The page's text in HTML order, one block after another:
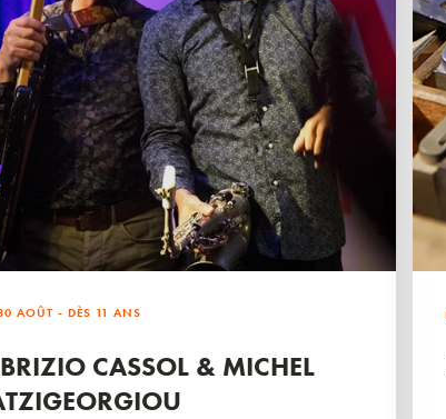
AOÛT - DÈS 11 ANS
CASSOL & MICHEL